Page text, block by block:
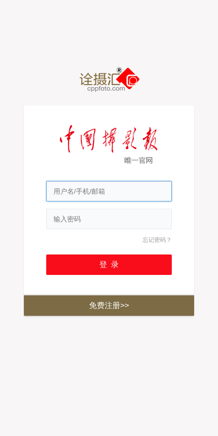
忘记密码？
免费注册>>